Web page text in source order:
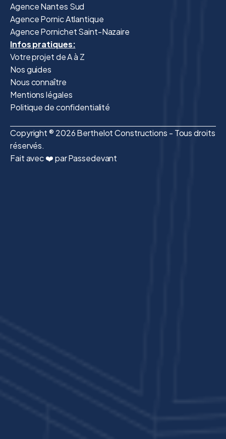
Agence Nantes Sud
Agence Pornic Atlantique
Agence Pornichet Saint-Nazaire
Infos pratiques:
Votre projet de A à Z
Nos guides
Nous connaître
Mentions légales
Politique de confidentialité
Copyright ® 2026 Berthelot Constructions - Tous droits
réservés.
Fait avec ❤️ par Passedevant